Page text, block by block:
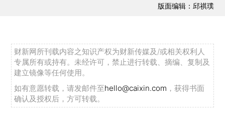
版面编辑：邱祺璞
财新网所刊载内容之知识产权为财新传媒及/或相关权利人
专属所有或持有。未经许可，禁止进行转载、摘编、复制及
建立镜像等任何使用。
如有意愿转载，请发邮件至hello@caixin.com ，获得书面
确认及授权后，方可转载。